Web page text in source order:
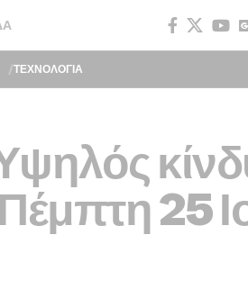
ΤΕΧΝΟΛΟΓΙΑ
25